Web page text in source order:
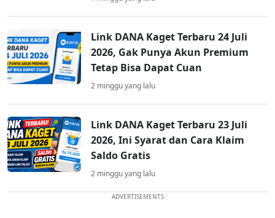
Link DANA Kaget Terbaru 24 Juli
2026, Gak Punya Akun Premium
Tetap Bisa Dapat Cuan
2 minggu yang lalu
Link DANA Kaget Terbaru 23 Juli
2026, Ini Syarat dan Cara Klaim
Saldo Gratis
2 minggu yang lalu
ADVERTISEMENTS